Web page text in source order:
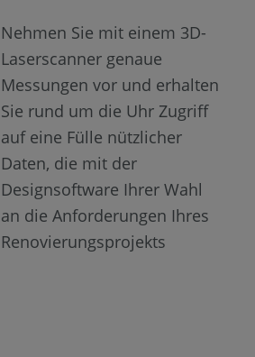
Nehmen Sie mit einem 3D-
Laserscanner genaue
Messungen vor und erhalten
Sie rund um die Uhr Zugriff
auf eine Fülle nützlicher
Daten, die mit der
Designsoftware Ihrer Wahl
an die Anforderungen Ihres
Renovierungsprojekts